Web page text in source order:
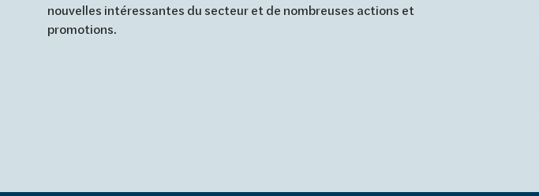
nouvelles intéressantes du secteur et de nombreuses actions et
promotions.